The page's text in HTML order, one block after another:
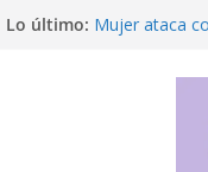
Lo último: Mujer ataca
México
Michoacán a
Ofrece SEP